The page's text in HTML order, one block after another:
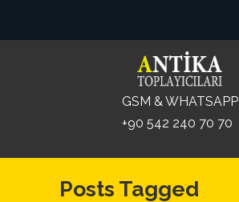
GSM & WHATSAPP
+90 542 240 70 70
Posts Tagged